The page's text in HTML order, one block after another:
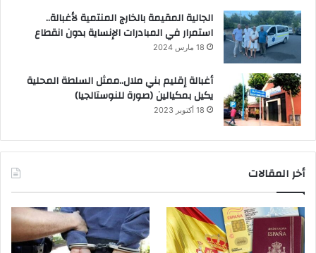
الجالية المقيمة بالخارج المنتمية لأغبالة..
استمرار في المبادرات الإنساية بدون انقطاع
18 مارس 2024
أغبالة إقليم بني ملال..ممثل السلطة المحلية
يكيل بمكيالين (صورة للنوستالجيا)
18 أكتوبر 2023
أخر المقالات